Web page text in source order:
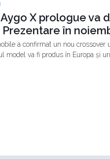
X prologue va
în
a confirmat un nou crossover
model va fi produs în Europa și